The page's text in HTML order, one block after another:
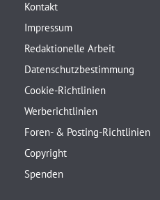
Kontakt
Impressum
Redaktionelle Arbeit
Datenschutzbestimmung
Cookie-Richtlinien
Werberichtlinien
Foren- & Posting-Richtlinien
Copyright
Spenden